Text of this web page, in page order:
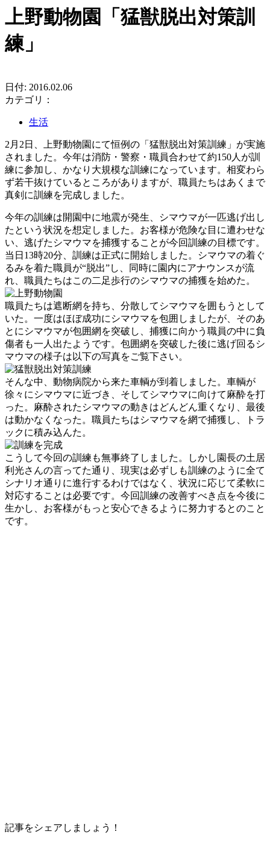
上野動物園「猛獣脱出対策訓
練」
日付: 2016.02.06
カテゴリ：
生活
2月2日、上野動物園にて恒例の「猛獣脱出対策訓練」が実施
されました。今年は消防・警察・職員合わせて約150人が訓
練に参加し、かなり大規模な訓練になっています。相変わら
ず若干抜けているところがありますが、職員たちはあくまで
真剣に訓練を完成しました。
今年の訓練は開園中に地震が発生、シマウマが一匹逃げ出し
たという状況を想定しました。お客様が危険な目に遭わせな
い、逃げたシマウマを捕獲することが今回訓練の目標です。
当日13時20分、訓練は正式に開始しました。シマウマの着ぐ
るみを着た職員が“脱出”し、同時に園内にアナウンスが流
れ、職員たちはこの二足歩行のシマウマの捕獲を始めた。
職員たちは遮断網を持ち、分散してシマウマを囲もうとして
いた。一度はほぼ成功にシマウマを包囲しましたが、そのあ
とにシマウマが包囲網を突破し、捕獲に向かう職員の中に負
傷者も一人出たようです。包囲網を突破した後に逃げ回るシ
マウマの様子は以下の写真をご覧下さい。
そんな中、動物病院から来た車輌が到着しました。車輌が
徐々にシマウマに近づき、そしてシマウマに向けて麻酔を打
った。麻酔されたシマウマの動きはどんどん重くなり、最後
は動かなくなった。職員たちはシマウマを網で捕獲し、トラ
ックに積み込んた。
こうして今回の訓練も無事終了しました。しかし園長の土居
利光さんの言ってた通り、現実は必ずしも訓練のように全て
シナリオ通りに進行するわけではなく、状況に応じて柔軟に
対応することは必要です。今回訓練の改善すべき点を今後に
生かし、お客様がもっと安心できるように努力するとのこと
です。
記事をシェアしましょう！